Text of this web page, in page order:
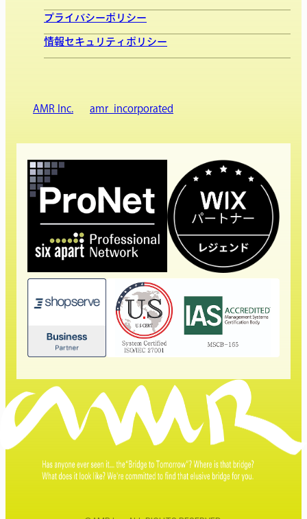
プライバシーポリシー
情報セキュリティポリシー
AMR Inc. amr_incorporated